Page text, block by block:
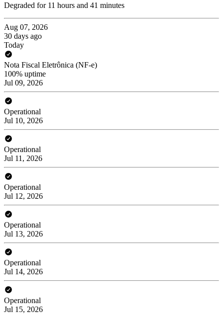
Degraded for 11 hours and 41 minutes
Aug 07, 2026
30 days ago
Today
Nota Fiscal Eletrônica (NF-e)
100% uptime
Jul 09, 2026
Operational
Jul 10, 2026
Operational
Jul 11, 2026
Operational
Jul 12, 2026
Operational
Jul 13, 2026
Operational
Jul 14, 2026
Operational
Jul 15, 2026